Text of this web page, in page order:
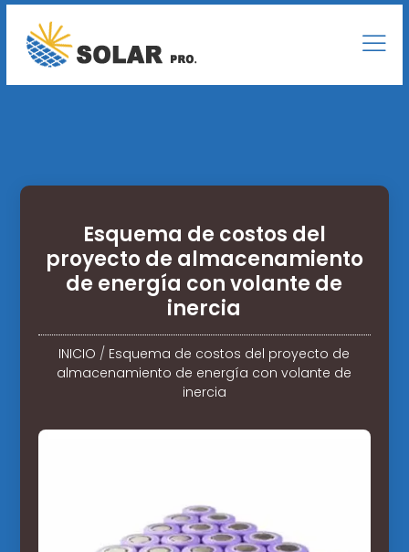
Esquema de costos del
proyecto de almacenamiento
de energía con volante de
inercia
INICIO / Esquema de costos del proyecto de
almacenamiento de energía con volante de
inercia